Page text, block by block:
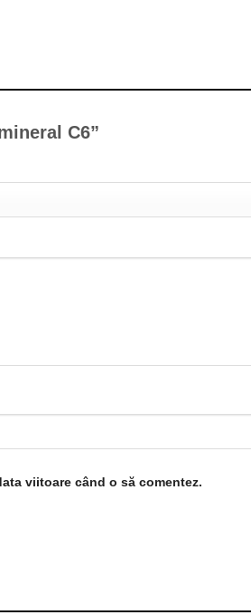
C6”
viitoare când o să comentez.